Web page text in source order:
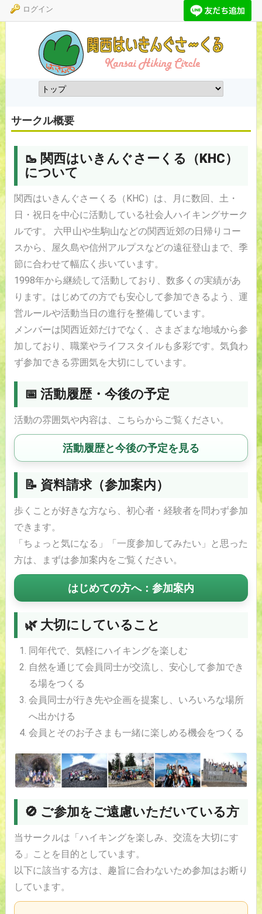
ログイン
サークルについて
よくある質問
あしあと
サークル概要
🥾 関西はいきんぐさーくる（KHC）
について
関西はいきんぐさーくる（KHC）は、月に数回、土・
日・祝日を中心に活動している社会人ハイキングサーク
ルです。 六甲山や生駒山などの関西近郊の日帰りコー
スから、屋久島や信州アルプスなどの遠征登山まで、季
節に合わせて幅広く歩いています。
1998年から継続して活動しており、数多くの実績があ
ります。はじめての方でも安心して参加できるよう、運
営ルールや活動当日の進行を整備しています。
メンバーは関西近郊だけでなく、さまざまな地域から参
加しており、職業やライフスタイルも多彩です。気負わ
ず参加できる雰囲気を大切にしています。
📅 活動履歴・今後の予定
活動の雰囲気や内容は、こちらからご覧ください。
活動履歴と今後の予定を見る
📝 資料請求（参加案内）
歩くことが好きな方なら、初心者・経験者を問わず参加
できます。
「ちょっと気になる」「一度参加してみたい」と思った
方は、まずは参加案内をご覧ください。
はじめての方へ：参加案内
🌿 大切にしていること
同年代で、気軽にハイキングを楽しむ
自然を通じて会員同士が交流し、安心して参加でき
る場をつくる
会員同士が行き先や企画を提案し、いろいろな場所
へ出かける
会員とそのお子さまも一緒に楽しめる機会をつくる
🚫 ご参加をご遠慮いただいている方
当サークルは「ハイキングを楽しみ、交流を大切にす
る」ことを目的としています。
以下に該当する方は、趣旨に合わないため参加はお断り
しています。